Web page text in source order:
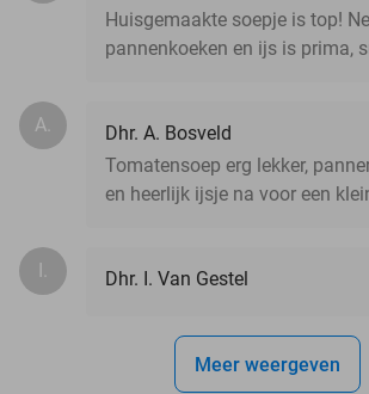
Huisgemaakte soepje is top!
pannenkoeken en ijs is prima,
A.
Dhr. A. Bosveld
Tomatensoep erg lekker,
en heerlijk ijsje na voor een
I. Dhr. I. Van Gestel
Meer weergeven